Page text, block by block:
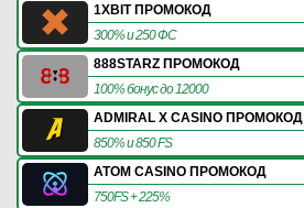
1XBIT ПРОМОКОД
300% и 250 ФС
888STARZ ПРОМОКОД
100% бонус до 12000
ADMIRAL X CASINO ПРОМОКОД
850% и 850 FS
ATOM CASINO ПРОМОКОД
750FS + 225%